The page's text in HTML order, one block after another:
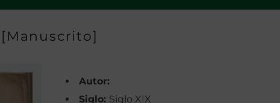
Autor:
Siglo: Siglo XIX